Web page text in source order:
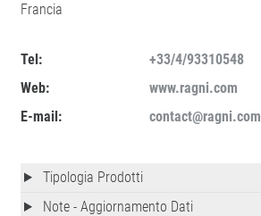
Francia
Tel:
+33/4/93310548
Web:
www.ragni.com
E-mail:
contact@ragni.com
Tipologia Prodotti
Note - Aggiornamento Dati